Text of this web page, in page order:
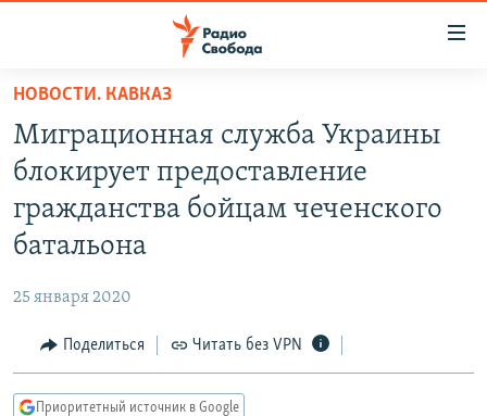
упрощенного
доступа
Вернуться
основному
содержанию
навигации
Вернутся
ПОДКАСТЫ
АВТОРСКИЕ ПРОЕКТЫ
ЦИТАТЫ СВОБОДЫ
КУЛЬТУРА
IDEL.РЕАЛИИ
КАВКАЗ.РЕАЛИИ
НОВОСТИ. КАВКАЗ
Миграционная служба Украины
блокирует предоставление
гражданства бойцам чеченского
батальона
25 января 2020
Поделиться Читать без VPN
Приоритетный источник в Google